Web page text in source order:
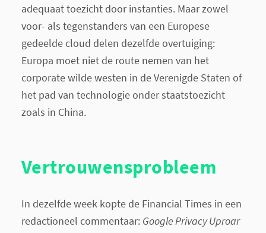
adequaat toezicht door instanties. Maar zowel
voor- als tegenstanders van een Europese
gedeelde cloud delen dezelfde overtuiging:
Europa moet niet de route nemen van het
corporate wilde westen in de Verenigde Staten of
het pad van technologie onder staatstoezicht
zoals in China.
Vertrouwensprobleem
In dezelfde week kopte de Financial Times in een
redactioneel commentaar: Google Privacy Uproar